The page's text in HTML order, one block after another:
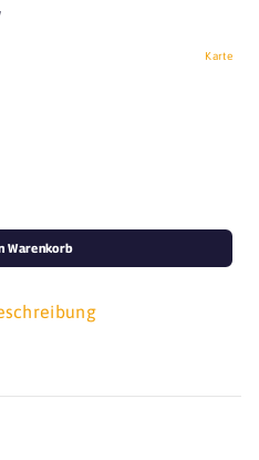
Karte
Warenkorb